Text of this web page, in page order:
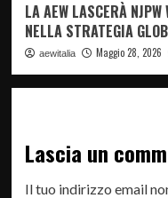
LA AEW LASCERÀ
NELLA STRATEGIA
aewitalia Maggio 28, 2026
Lascia un
Il tuo indirizzo email